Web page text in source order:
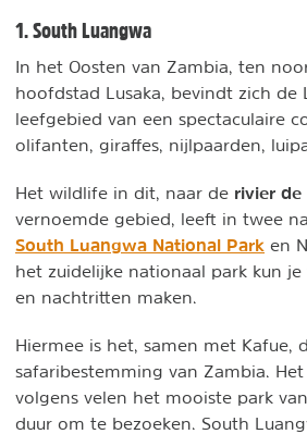
1. South Luangwa
In het Oosten van Zambia, ten
hoofdstad Lusaka, bevindt zich de
leefgebied van een spectaculaire
olifanten, giraffes, nijlpaarden,
Het wildlife in dit, naar de rivier
vernoemde gebied, leeft in twee
South Luangwa National Park en
het zuidelijke nationaal park kun je
en nachtritten maken.
Hiermee is het, samen met Kafue,
safaribestemming van Zambia.
volgens velen het mooiste park
duur om te bezoeken. South